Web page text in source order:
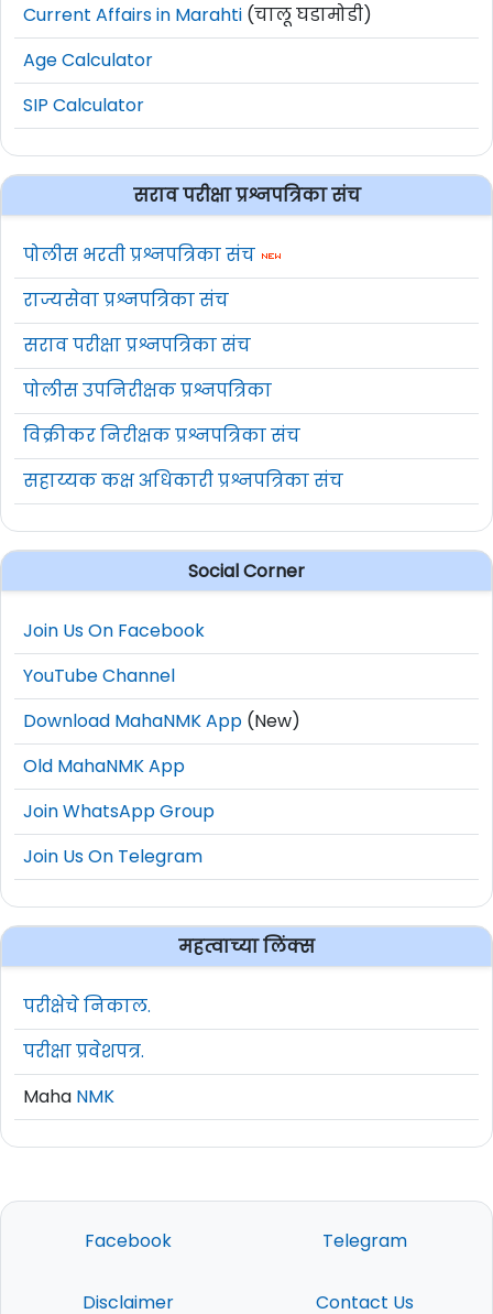
Current Affairs in Marahti (चालू घडामोडी)
Age Calculator
SIP Calculator
सराव परीक्षा प्रश्नपत्रिका संच
पोलीस भरती प्रश्नपत्रिका संच
राज्यसेवा प्रश्नपत्रिका संच
सराव परीक्षा प्रश्नपत्रिका संच
पोलीस उपनिरीक्षक प्रश्नपत्रिका
विक्रीकर निरीक्षक प्रश्नपत्रिका संच
सहाय्यक कक्ष अधिकारी प्रश्नपत्रिका संच
Social Corner
Join Us On Facebook
YouTube Channel
Download MahaNMK App (New)
Old MahaNMK App
Join WhatsApp Group
Join Us On Telegram
महत्वाच्या लिंक्स
परीक्षेचे निकाल.
परीक्षा प्रवेशपत्र.
Maha NMK
Facebook Telegram
Disclaimer Contact Us